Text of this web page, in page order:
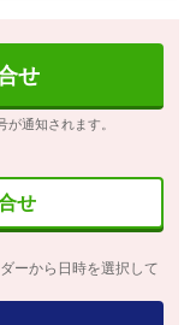
せ
通知されます。
せ
ーから日時を選択して